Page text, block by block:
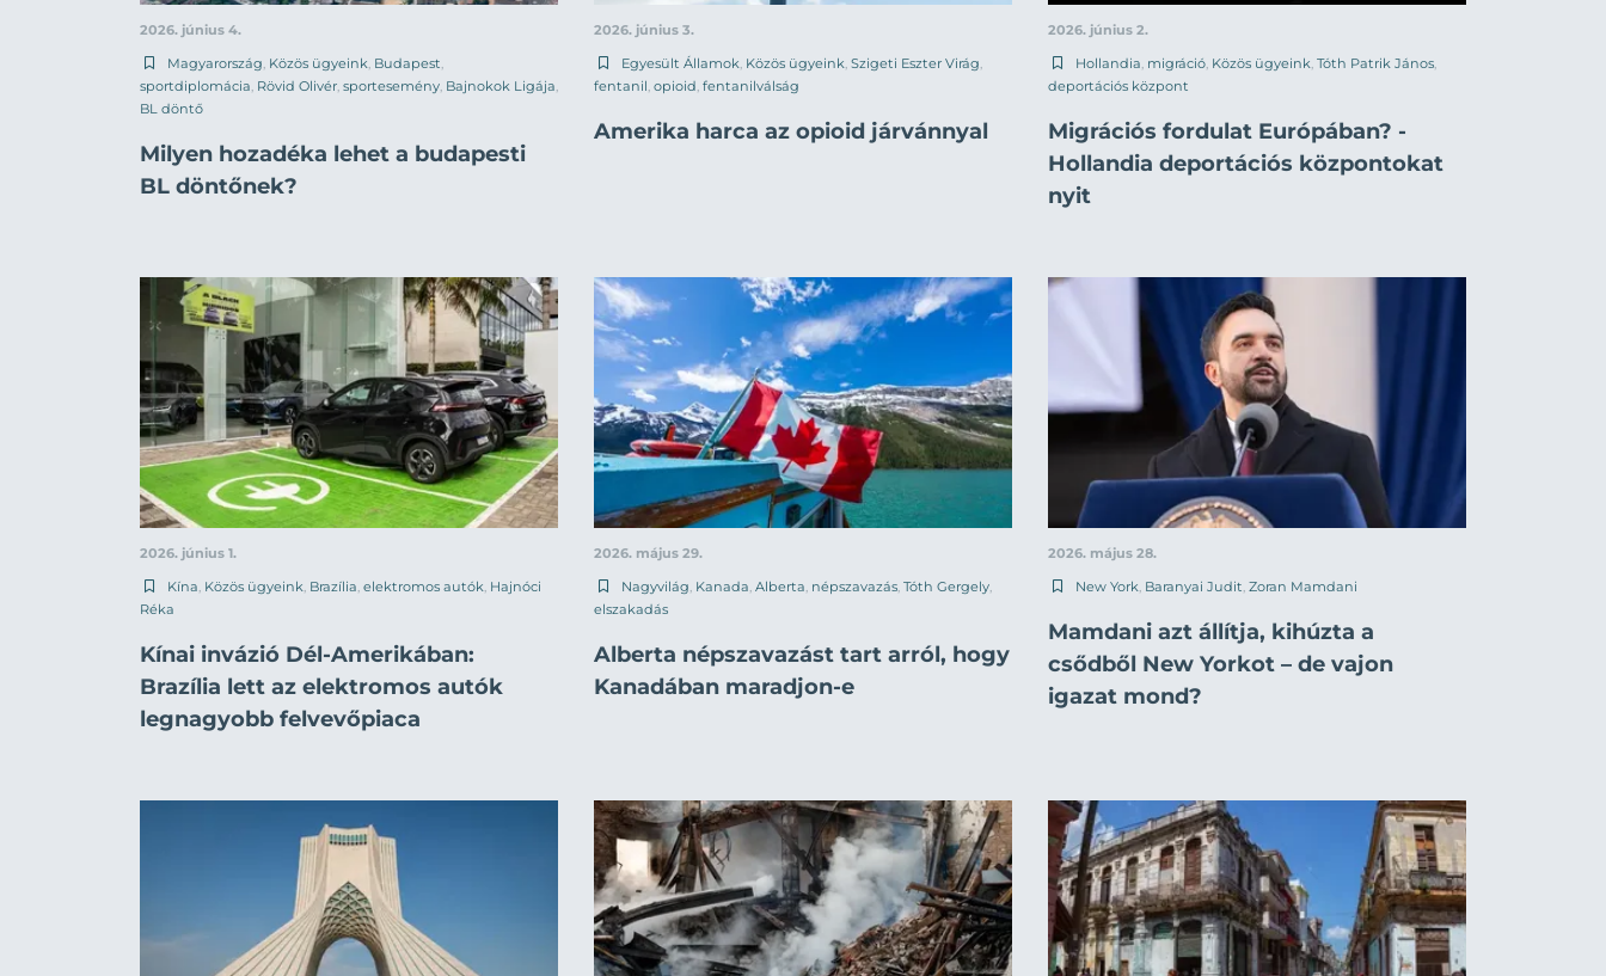
2026. június 4.
Magyarország Közös ügyeink Budapest
sportdiplomácia Rövid Olivér sportesemény Bajnokok Ligája
BL döntő
Milyen hozadéka lehet a budapesti
BL döntőnek?
2026. június 3.
Egyesült Államok Közös ügyeink Szigeti Eszter Virág
fentanil opioid fentanilválság
Amerika harca az opioid járvánnyal
2026. június 2.
Hollandia migráció Közös ügyeink Tóth Patrik János
deportációs központ
Migrációs fordulat Európában? -
Hollandia deportációs központokat
nyit
2026. június 1.
Kína, Közös ügyeink, Brazília, elektromos autók, Hajnóci
Réka
Kínai invázió Dél-Amerikában:
Brazília lett az elektromos autók
legnagyobb felvevőpiaca
2026. május 29.
Nagyvilág, Kanada, Alberta, népszavazás, Tóth Gergely,
elszakadás
Alberta népszavazást tart arról, hogy
Kanadában maradjon-e
2026. május 28.
New York, Baranyai Judit, Zoran Mamdani
Mamdani azt állítja, kihúzta a
csődből New Yorkot – de vajon
igazat mond?